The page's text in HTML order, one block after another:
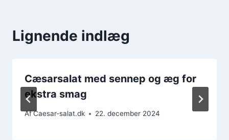
Lignende indlæg
Cæsarsalat med sennep og æg for
ekstra smag
AfCaesar-salat.dk 22. december 2024